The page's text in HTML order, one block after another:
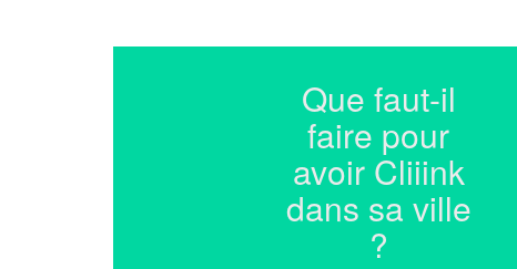
Que faut-il
faire pour
avoir Cliiink
dans sa ville
?